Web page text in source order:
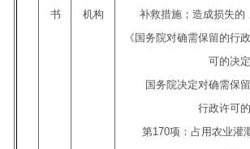
书
机构
补救措施；造成损失的
《国务院对确需保留的行
可的决定
国务院决定对确需保留
行政许可
第170项：占用农业灌